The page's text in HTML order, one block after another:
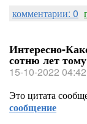
комментарии: 0
Интересно-
сотню лет
15-10-2022 04:42
Это цитата
сообщение